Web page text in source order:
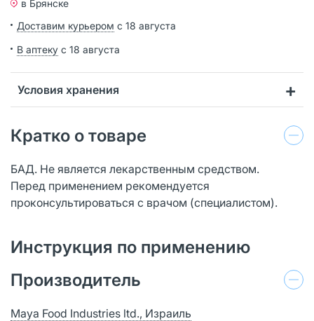
в Брянске
Доставим курьером с 18 августа
В аптеку с 18 августа
Условия хранения
Кратко о товаре
БАД. Не является лекарственным средством.
Перед применением рекомендуется
проконсультироваться с врачом (специалистом).
Инструкция по применению
Производитель
Maya Food Industries ltd., Израиль